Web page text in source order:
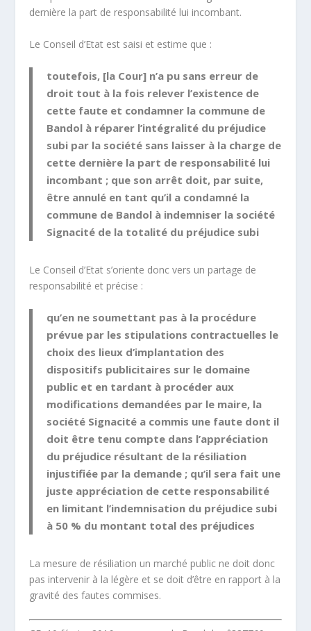
dernière la part de responsabilité lui incombant.
Le Conseil d’Etat est saisi et estime que :
toutefois, [la Cour] n’a pu sans erreur de
droit tout à la fois relever l’existence de
cette faute et condamner la commune de
Bandol à réparer l’intégralité du préjudice
subi par la société sans laisser à la charge de
cette dernière la part de responsabilité lui
incombant ; que son arrêt doit, par suite,
être annulé en tant qu’il a condamné la
commune de Bandol à indemniser la société
Signacité de la totalité du préjudice subi
Le Conseil d’Etat s’oriente donc vers un partage de
responsabilité et précise :
qu’en ne soumettant pas à la procédure
prévue par les stipulations contractuelles le
choix des lieux d’implantation des
dispositifs publicitaires sur le domaine
public et en tardant à procéder aux
modifications demandées par le maire, la
société Signacité a commis une faute dont il
doit être tenu compte dans l’appréciation
du préjudice résultant de la résiliation
injustifiée par la demande ; qu’il sera fait une
juste appréciation de cette responsabilité
en limitant l’indemnisation du préjudice subi
à 50 % du montant total des préjudices
La mesure de résiliation un marché public ne doit donc
pas intervenir à la légère et se doit d’être en rapport à la
gravité des fautes commises.